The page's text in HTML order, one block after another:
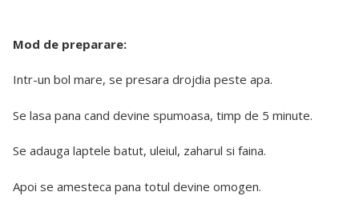
Mod de preparare:
Intr-un bol mare, se presara drojdia peste apa.
Se lasa pana cand devine spumoasa, timp de 5 minute.
Se adauga laptele batut, uleiul, zaharul si faina.
Apoi se amesteca pana totul devine omogen.